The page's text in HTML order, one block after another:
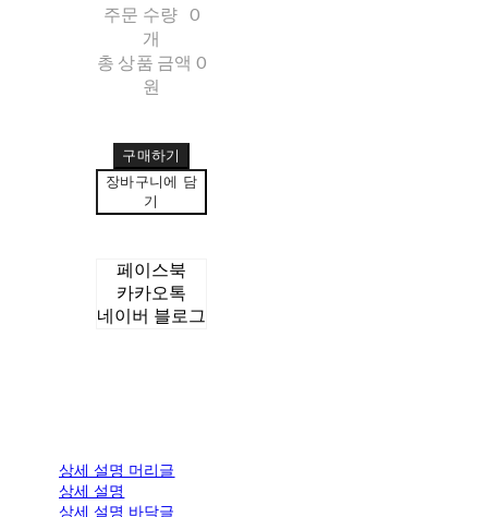
주문 수량 0
개
총 상품 금액 0
원
구매하기
장바구니에 담
기
페이스북
카카오톡
네이버 블로그
상세 설명 머리글
상세 설명
상세 설명 바닥글